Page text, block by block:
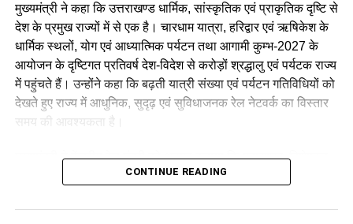
उन्होंने आगे लिखा कि वे देश के युवाओं की भावनाओं, आकांक्षाओं और उनकी
उचित अपेक्षाओं का सम्मान करते हैं। उनके अनुसार, भारत के युवाओं के
सपनों को साकार करना सार्वजनिक जीवन में कार्यरत प्रत्येक व्यक्ति की
कॉकरोच जनता पार्टी ने इसे बताया
लोकतंत्र की जीत
मुख्यमंत्री ने कहा कि उत्तराखण्ड धार्मिक, सांस्कृतिक एवं प्राकृतिक दृष्टि से
देश के प्रमुख राज्यों में से एक है। चारधाम यात्रा, हरिद्वार एवं ऋषिकेश के
धार्मिक स्थलों, योग एवं आध्यात्मिक पर्यटन तथा आगामी कुम्भ-2027 के
आयोजन के दृष्टिगत प्रतिवर्ष देश-विदेश से करोड़ों श्रद्धालु एवं पर्यटक राज्य
में पहुंचते हैं। उन्होंने कहा कि बढ़ती यात्री संख्या एवं पर्यटन गतिविधियों को
देखते हुए राज्य में आधुनिक, सुदृढ़ एवं सुविधाजनक रेल नेटवर्क का विस्तार
मुख्यमंत्री ने केंद्रीय रेल मंत्री को अवगत कराया कि महाराष्ट्र, विशेषकर
मुम्बई में बड़ी संख्या में उत्तराखण्ड मूल के नागरिक निवास करते हैं, जिनका
बाबा नीम करौली धाम (श्री कैंची धाम), जागेश्वर धाम सहित राज्य के अन्य
CONTINUE READING